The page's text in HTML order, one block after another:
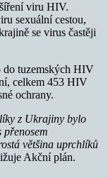
viru HIV.
sexuální cestou,
se virus častěji
do tuzemských HIV
celkem 453 HIV
ochrany.
z Ukrajiny bylo
většina uprchlíků
Akční plán.